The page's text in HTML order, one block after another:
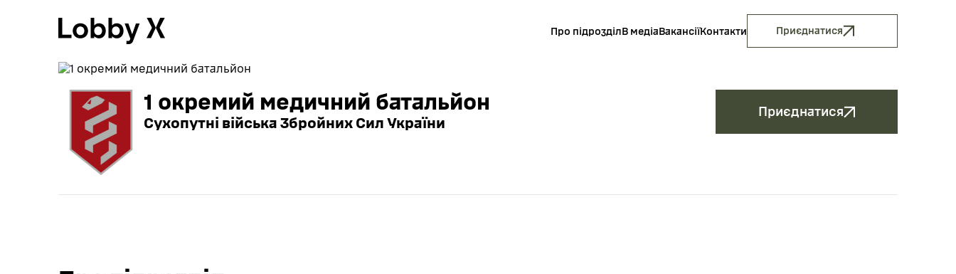
Про підрозділВ медіаВакансіїКонтакти Приєднатися
1 окремий медичний батальйон
Сухопутні війська Збройних Сил України
Приєднатися